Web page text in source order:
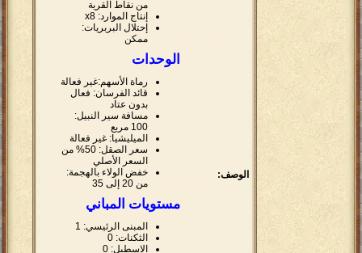
الوصف:
من نقاط القرية
إنتاج الموارد: x8
إحتلال البربريات:
ممكن
الوحدات
رماة الأسهم:غير فعالة
قائد الفرسان: فعال
بدون عتاد
مسافة سير النبيل:
100 مربع
الميليشيا: غير فعالة
سعر الصقل: 50% من
السعر الأصلي
خفض الولاء بالهجمة:
من 20 إلى 35
مستويات المباني
المبنى الرئيسي: 1
الثكنات: 0
الاسطبل: 0